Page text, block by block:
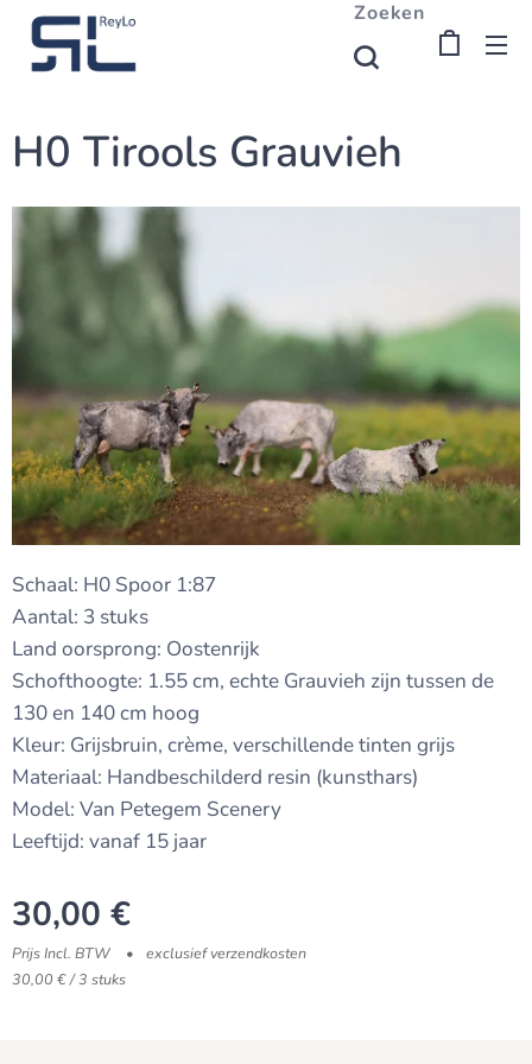
Zoeken
H0 Tirools Grauvieh
Schaal: H0 Spoor 1:87
Aantal: 3 stuks
Land oorsprong: Oostenrijk
Schofthoogte: 1.55 cm, echte Grauvieh zijn tussen de
130 en 140 cm hoog
Kleur: Grijsbruin, crème, verschillende tinten grijs
Materiaal: Handbeschilderd resin (kunsthars)
Model: Van Petegem Scenery
Leeftijd: vanaf 15 jaar
30,00 €
Prijs Incl. BTW
exclusief verzendkosten
30,00 € / 3 stuks